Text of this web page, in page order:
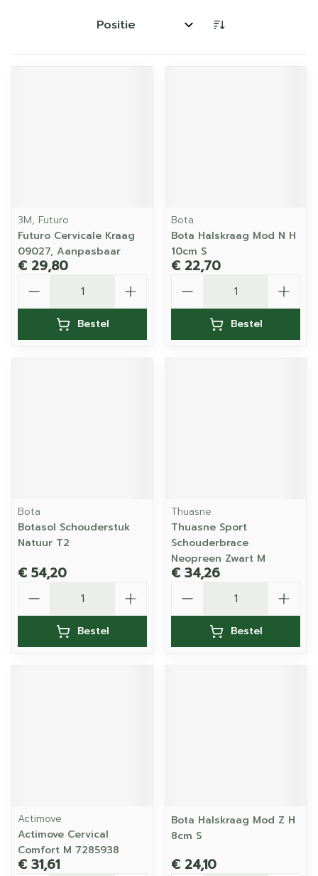
Sorteer op:
3M, Futuro
Futuro Cervicale Kraag
09027, Aanpasbaar
€ 29,80
Bestel
Bota
Bota Halskraag Mod N H
10cm S
€ 22,70
Bestel
Bota
Botasol Schouderstuk
Natuur T2
€ 54,20
Bestel
Thuasne
Thuasne Sport
Schouderbrace
Neopreen Zwart M
€ 34,26
Bestel
Actimove
Actimove Cervical
Comfort M 7285938
€ 31,61
Bota Halskraag Mod Z H
8cm S
€ 24,10